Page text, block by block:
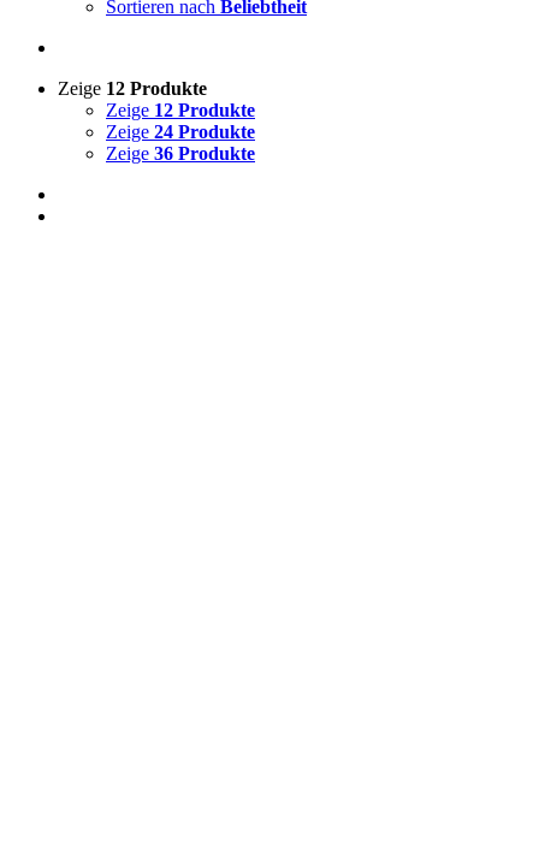
Sortieren nach Beliebtheit
Zeige 12 Produkte
Zeige 12 Produkte
Zeige 24 Produkte
Zeige 36 Produkte